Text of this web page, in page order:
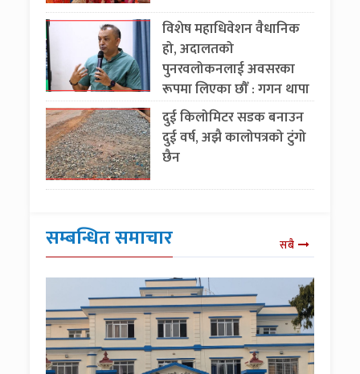
विशेष महाधिवेशन वैधानिक
हो, अदालतको
पुनरवलोकनलाई अवसरका
रूपमा लिएका छौँ : गगन थापा
दुई किलोमिटर सडक बनाउन
दुई वर्ष, अझै कालोपत्रको टुंगो
छैन
सम्बन्धित समाचार सबै